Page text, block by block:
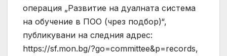
операция „Развитие на дуалната система
на обучение в ПОО (чрез подбор)“,
публикувани на следния адрес:
https://sf.mon.bg/?go=committee&p=records,